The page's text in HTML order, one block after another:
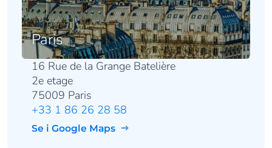
Paris
16 Rue de la Grange Batelière
2e etage
75009 Paris
+33 1 86 26 28 58
Se i Google Maps